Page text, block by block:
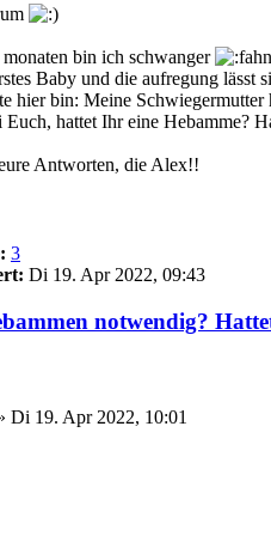
monaten bin ich schwanger
Baby und die aufregung lässt
hier bin: Meine
Euch, hattet Ihr eine Hebamme?
Antworten, die Alex!!
3
Di 19. Apr 2022, 09:43
notwendig?
Di 19. Apr 2022, 10:01